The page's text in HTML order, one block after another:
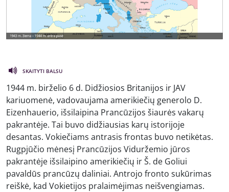
SKAITYTI BALSU
1944 m. birželio 6 d. Didžiosios Britanijos ir JAV
kariuomenė, vadovaujama amerikiečių generolo D.
Eizenhauerio, išsilaipina Prancūzijos šiaurės vakarų
pakrantėje. Tai buvo didžiausias karų istorijoje
desantas. Vokiečiams antrasis frontas buvo netikėtas.
Rugpjūčio mėnesį Prancūzijos Viduržemio jūros
pakrantėje išsilaipino amerikiečių ir Š. de Goliui
pavaldūs prancūzų daliniai. Antrojo fronto sukūrimas
reiškė, kad Vokietijos pralaimėjimas neišvengiamas.